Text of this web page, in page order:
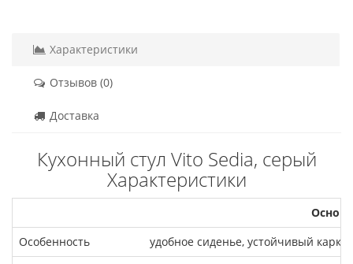
Характеристики
Отзывов (0)
Доставка
Кухонный стул Vito Sedia, серый
Характеристики
Особенность
удобное сиденье, устойчивый каркас